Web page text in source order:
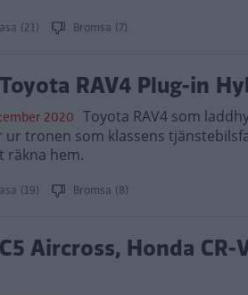
(21) Bromsa (7)
RAV4 Plug-in
2020 Toyota RAV4 som
tronen som klassens
räkna hem.
(19) Bromsa (8)
Aircross, Honda